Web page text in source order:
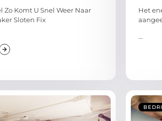
Komt U Snel Weer Naar
Sloten Fix
Het
...